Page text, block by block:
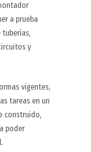
a prueba
tuberías,
y
vigentes,
tareas en un
construido,
poder